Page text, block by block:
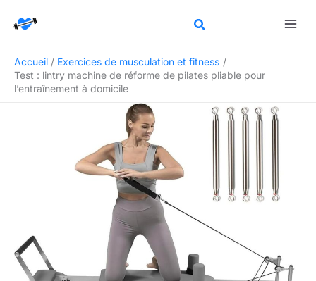
Accueil
Exercices de musculation et fitness
Test : lintry machine de réforme de pilates pliable pour
l’entraînement à domicile